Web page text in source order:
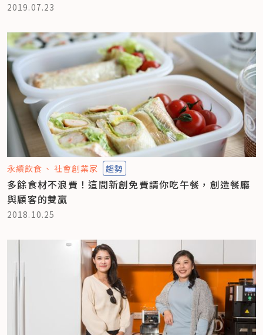
2019.07.23
永續飲食 社會創業家 趨勢
多餘食材不浪費！這間新創免費請你吃午餐，創造餐廳
與顧客的雙贏
2018.10.25